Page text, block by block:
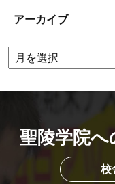
アーカイブ
聖陵学院
校